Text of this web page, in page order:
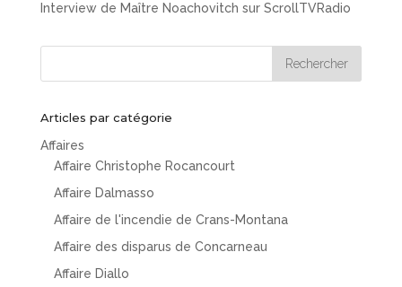
Interview de Maître Noachovitch sur ScrollTVRadio
Articles par catégorie
Affaires
Affaire Christophe Rocancourt
Affaire Dalmasso
Affaire de l'incendie de Crans-Montana
Affaire des disparus de Concarneau
Affaire Diallo